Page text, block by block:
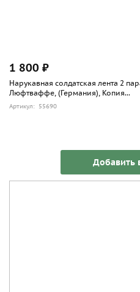
1 800 ₽
Нарукавная солдатская лента 2
Люфтваффе, (Германия), Копия...
Артикул: 55690
Добавить